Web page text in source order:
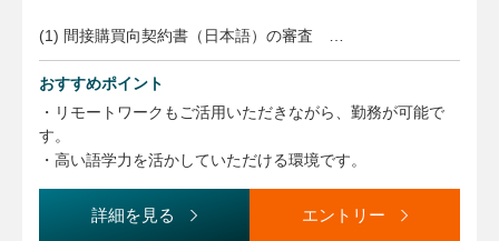
(1) 間接購買向契約書（日本語）の審査
(2) 間接購買向契約書（日本語）の審査の結果、変更が必要
となった場合の要求元及び調達部門との連携及び変更案の作
(3) 契約書及びその他会社法関連の書類等の公印の押印・管
理業務
おすすめポイント
・リモートワークもご活用いただきながら、勤務が可能で
す。
・高い語学力を活かしていただける環境です。
詳細を見る エントリー